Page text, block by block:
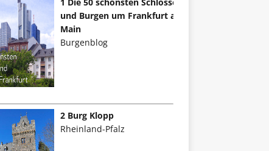
und Burgen um Frankfurt am
Main
Burgenblog
2 Burg Klopp
Rheinland-Pfalz